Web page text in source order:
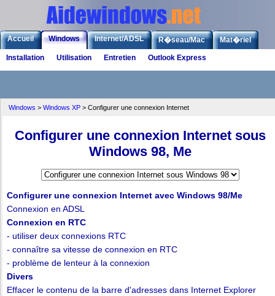
Accueil Windows Internet/ADSL R�seau/Mac Mat�riel
Logiciels Liens Jeux
Installation Utilisation Entretien Outlook Express
Windows > Windows XP > Configurer une connexion Internet
Configurer une connexion Internet sous
Windows 98, Me
Configurer une connexion Internet avec Windows 98/Me
Connexion en ADSL
Connexion en RTC
- utiliser deux connexions RTC
- connaître sa vitesse de connexion en RTC
- problème de lenteur à la connexion
Divers
Effacer le contenu de la barre d'adresses dans Internet Explorer